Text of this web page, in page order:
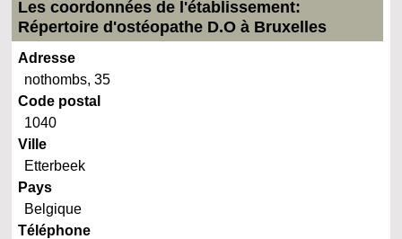
Les coordonnées de l'établissement:
Répertoire d'ostéopathe D.O à Bruxelles
Adresse
nothombs, 35
Code postal
1040
Ville
Etterbeek
Pays
Belgique
Téléphone